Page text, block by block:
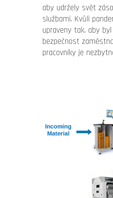
aby udržely svět
službami. Kvůli
upraveny tak, aby
bezpečnost
pracovníky je